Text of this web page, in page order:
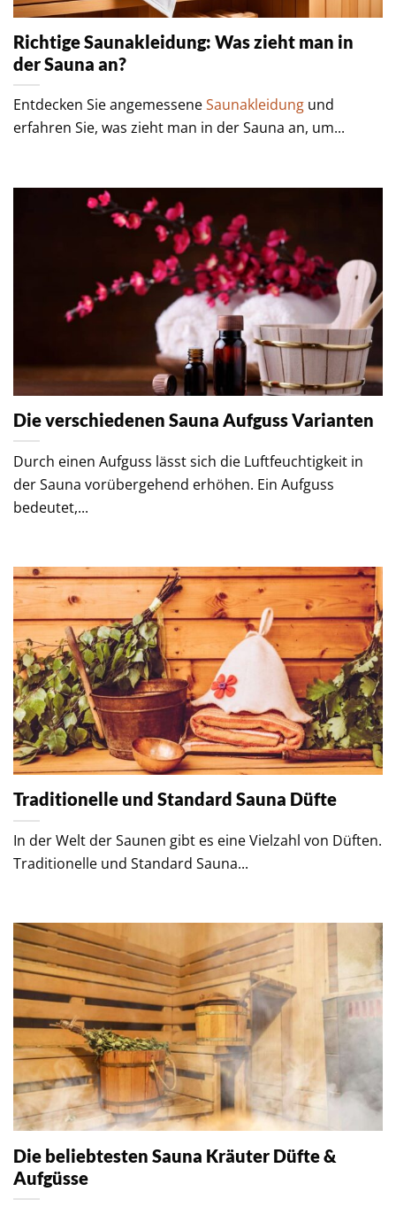
Richtige Saunakleidung: Was zieht man in
der Sauna an?
Entdecken Sie angemesseneSaunakleidung und
erfahren Sie, was zieht man in der Sauna an, um...
Die verschiedenen Sauna Aufguss Varianten
Durch einen Aufguss lässt sich die Luftfeuchtigkeit in
der Sauna vorübergehend erhöhen. Ein Aufguss
bedeutet,...
Traditionelle und Standard Sauna Düfte
In der Welt der Saunen gibt es eine Vielzahl von Düften.
Traditionelle und Standard Sauna...
Die beliebtesten Sauna Kräuter Düfte &
Aufgüsse